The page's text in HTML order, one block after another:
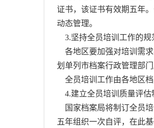
证书，该证书有效期五年
动态管理。
3.坚持全员培训工作的规
各地区要加强对培训需求
划单列市档案行政管理部
全员培训工作由各地区档
4.建立全员培训质量评估
国家档案局将制订全员培
五年组织一次自评，在此